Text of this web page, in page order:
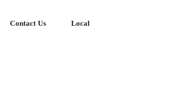
Contact Us Local